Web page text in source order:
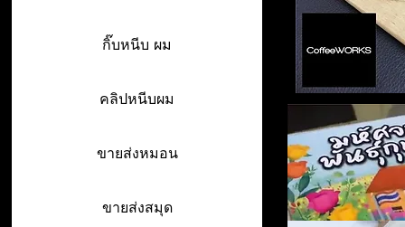
กิ๊บหนีบ ผม
คลิปหนีบผม
ขายส่งหมอน
ขายส่งสมุด